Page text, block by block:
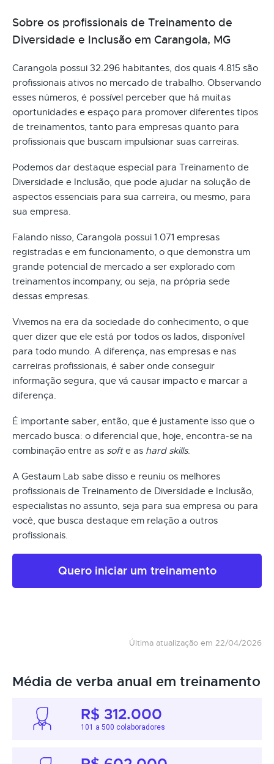
Sobre os profissionais de Treinamento de
Diversidade e Inclusão em Carangola, MG
Carangola possui 32.296 habitantes, dos quais 4.815 são
profissionais ativos no mercado de trabalho. Observando
esses números, é possível perceber que há muitas
oportunidades e espaço para promover diferentes tipos
de treinamentos, tanto para empresas quanto para
profissionais que buscam impulsionar suas carreiras.
Podemos dar destaque especial para Treinamento de
Diversidade e Inclusão, que pode ajudar na solução de
aspectos essenciais para sua carreira, ou mesmo, para
sua empresa.
Falando nisso, Carangola possui 1.071 empresas
registradas e em funcionamento, o que demonstra um
grande potencial de mercado a ser explorado com
treinamentos incompany, ou seja, na própria sede
dessas empresas.
Vivemos na era da sociedade do conhecimento, o que
quer dizer que ele está por todos os lados, disponível
para todo mundo. A diferença, nas empresas e nas
carreiras profissionais, é saber onde conseguir
informação segura, que vá causar impacto e marcar a
diferença.
É importante saber, então, que é justamente isso que o
mercado busca: o diferencial que, hoje, encontra-se na
combinação entre as softe as hard skills.
A Gestaum Lab sabe disso e reuniu os melhores
profissionais de Treinamento de Diversidade e Inclusão,
especialistas no assunto, seja para sua empresa ou para
você, que busca destaque em relação a outros
profissionais.
Quero iniciar um treinamento
Última atualização em 22/04/2026
Média de verba anual em treinamento
R$ 312.000
101 a 500 colaboradores